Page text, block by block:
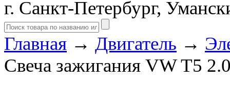
г. Санкт-Петербург,
Главная → Двигатель →
Свеча зажигания VW T5